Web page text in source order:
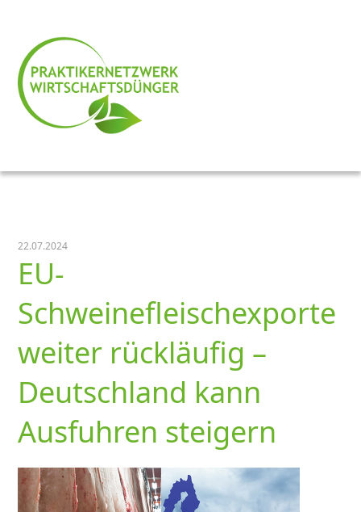
22.07.2024
EU-
Schweinefleischexporte
weiter rückläufig –
Deutschland kann
Ausfuhren steigern